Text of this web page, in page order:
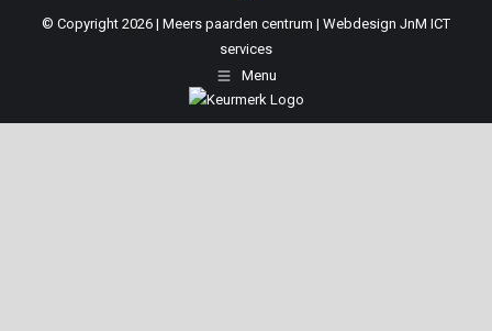
© Copyright 2026 | Meers paarden centrum | Webdesign JnM ICT
services
Menu